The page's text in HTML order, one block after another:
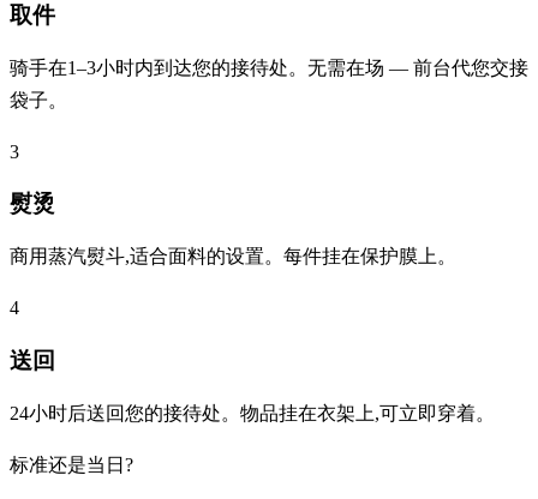
取件
骑手在1–3小时内到达您的接待处。无需在场 — 前台代您交接
袋子。
3
熨烫
商用蒸汽熨斗,适合面料的设置。每件挂在保护膜上。
4
送回
24小时后送回您的接待处。物品挂在衣架上,可立即穿着。
标准还是当日?